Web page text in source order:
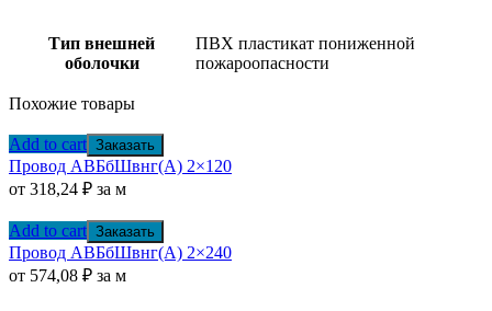
Тип внешней
оболочки
ПВХ пластикат пониженной
пожароопасности
Похожие товары
Add to cart Заказать
Провод АВБбШвнг(А) 2×120
от 318,24 ₽ за м
Add to cart Заказать
Провод АВБбШвнг(А) 2×240
от 574,08 ₽ за м